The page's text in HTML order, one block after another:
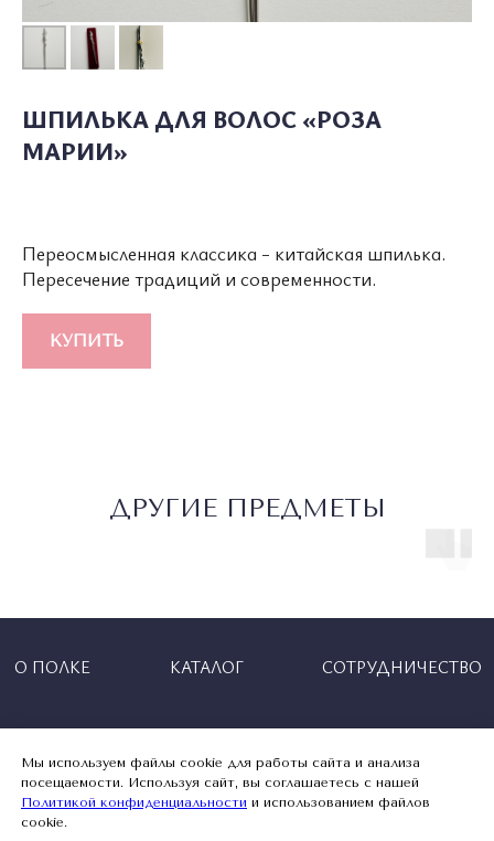
ШПИЛЬКА ДЛЯ ВОЛОС «РОЗА
МАРИИ»
Переосмысленная классика - китайская шпилька.
Пересечение традиций и современности.
КУПИТЬ
ДРУГИЕ ПРЕДМЕТЫ
© 2026 ВСЕ ПРАВА ЗАЩИЩЕНЫ
УСЛОВИЯ ИСПОЛЬЗОВАНИЯ
О ПОЛКЕ СОТРУДНИЧЕСТВО
Мы используем файлы cookie для работы сайта и анализа
посещаемости. Используя сайт, вы соглашаетесь с нашей
Политикой конфиденциальности и использованием файлов
cookie.